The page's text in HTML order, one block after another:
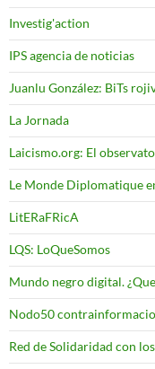
Investig'action
IPS agencia de noticias
Juanlu González: BiTs
La Jornada
Laicismo.org: El
Le Monde Diplomatique
LitERaFRicA
LQS: LoQueSomos
Mundo negro digital.
Nodo50
Red de Solidaridad con